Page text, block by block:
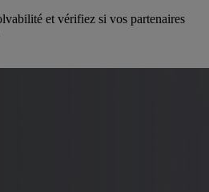
et vérifiez si vos partenaires